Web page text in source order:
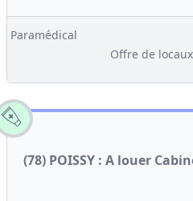
Paramédical
Offre de
(78) POISSY : A louer